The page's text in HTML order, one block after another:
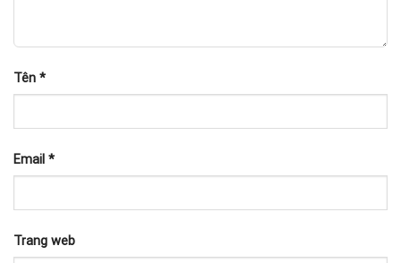
Tên *
Email *
Trang web